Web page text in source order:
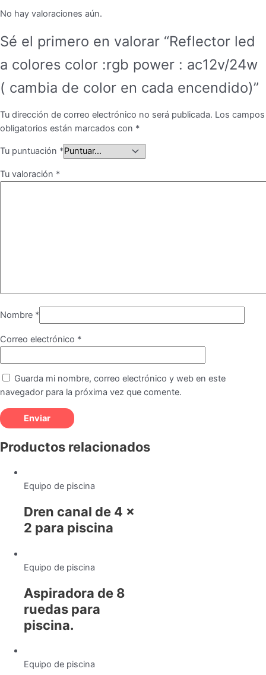
No hay valoraciones aún.
Sé el primero en valorar “Reflector led
a colores color :rgb power : ac12v/24w
( cambia de color en cada encendido)”
Tu dirección de correo electrónico no será publicada. Los campos
obligatorios están marcados con *
Tu puntuación *
Tu valoración *
Nombre *
Correo electrónico *
Guarda mi nombre, correo electrónico y web en este
navegador para la próxima vez que comente.
Productos relacionados
Equipo de piscina
Dren canal de 4 x
2 para piscina
Equipo de piscina
Aspiradora de 8
ruedas para
piscina.
Equipo de piscina